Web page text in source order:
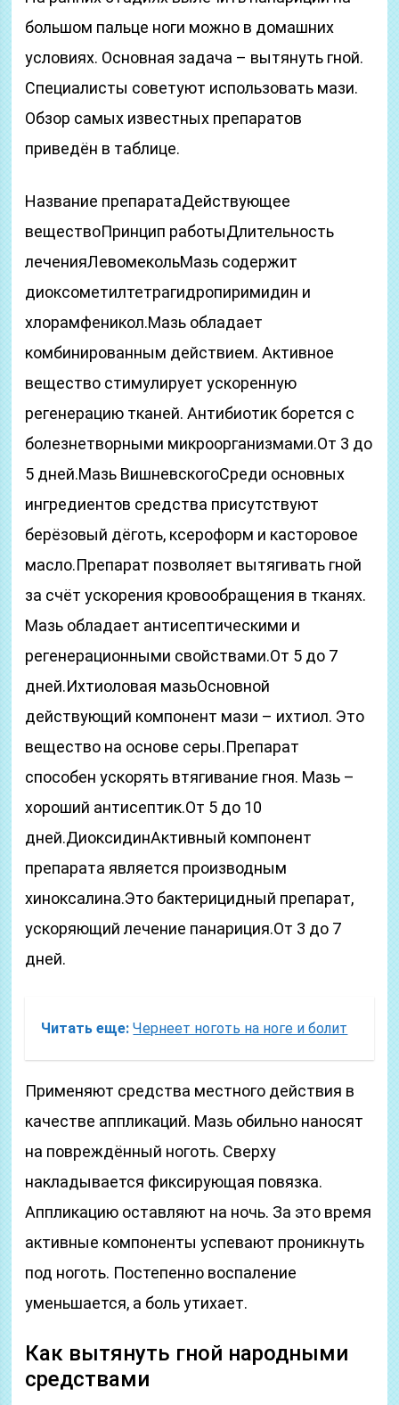
большом пальце ноги можно в домашних
условиях. Основная задача – вытянуть гной.
Специалисты советуют использовать мази.
Обзор самых известных препаратов
приведён в таблице.
Название препаратаДействующее
веществоПринцип работыДлительность
леченияЛевомекольМазь содержит
диоксометилтетрагидропиримидин и
хлорамфеникол.Мазь обладает
комбинированным действием. Активное
вещество стимулирует ускоренную
регенерацию тканей. Антибиотик борется с
болезнетворными микроорганизмами.От 3 до
5 дней.Мазь ВишневскогоСреди основных
ингредиентов средства присутствуют
берёзовый дёготь, ксероформ и касторовое
масло.Препарат позволяет вытягивать гной
за счёт ускорения кровообращения в тканях.
Мазь обладает антисептическими и
регенерационными свойствами.От 5 до 7
дней.Ихтиоловая мазьОсновной
действующий компонент мази – ихтиол. Это
вещество на основе серы.Препарат
способен ускорять втягивание гноя. Мазь –
хороший антисептик.От 5 до 10
дней.ДиоксидинАктивный компонент
препарата является производным
хиноксалина.Это бактерицидный препарат,
ускоряющий лечение панариция.От 3 до 7
дней.
Читать еще: Чернеет ноготь на ноге и болит
Применяют средства местного действия в
качестве аппликаций. Мазь обильно наносят
на повреждённый ноготь. Сверху
накладывается фиксирующая повязка.
Аппликацию оставляют на ночь. За это время
активные компоненты успевают проникнуть
под ноготь. Постепенно воспаление
уменьшается, а боль утихает.
Как вытянуть гной народными
средствами